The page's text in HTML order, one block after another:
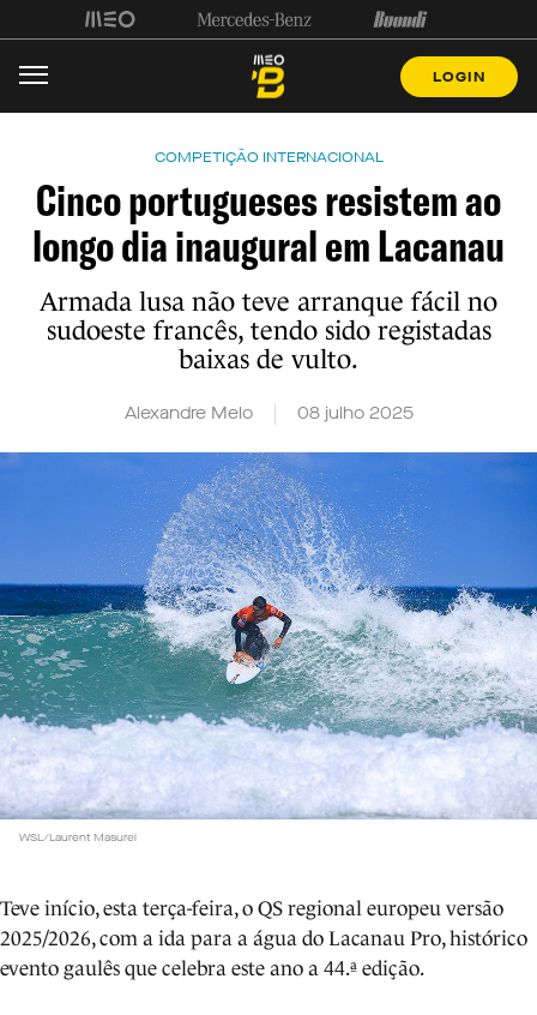
LOGIN
COMPETIÇÃO INTERNACIONAL
Cinco portugueses resistem ao
longo dia inaugural em Lacanau
Armada lusa não teve arranque fácil no
sudoeste francês, tendo sido registadas
baixas de vulto.
Alexandre Melo 08 julho 2025
WSL/Laurent Masurel
Teve início, esta terça-feira, o QS regional europeu versão
2025/2026, com a ida para a água do Lacanau Pro, histórico
evento gaulês que celebra este ano a 44.ª edição.